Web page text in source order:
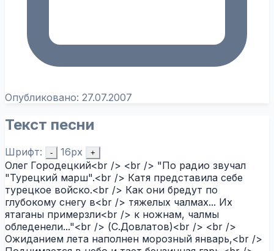
Опубликовано: 27.07.2007
Текст песни
Шрифт: - 16px +
Олег Городецкий<br /> <br /> "По радио звучал
"Турецкий марш".<br /> Катя представила себе
турецкое войско.<br /> Как они бредут по
глубокому снегу в<br /> тяжелых чалмах... Их
ятаганы примерзли<br /> к ножнам, чалмы
обледенели..."<br /> (С.Довлатов)<br /> <br />
Ожиданием лета наполнен морозный январь,<br />